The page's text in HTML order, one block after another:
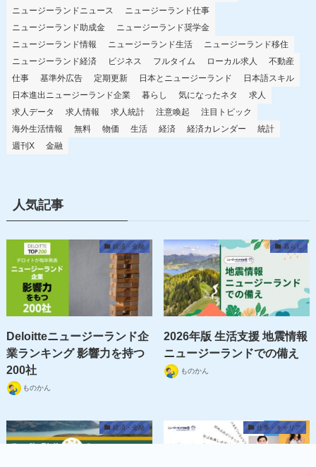
ニュージーランドニュース
ニュージーランド仕事
ニュージーランド助成金
ニュージーランド奨学金
ニュージーランド情報
ニュージーランド生活
ニュージーランド移住
ニュージーランド経済
ビジネス フルタイム ローカル求人
不動産
仕事
基準外広告 定期更新 日本とニュージーランド
日本語スキル
日本進出ニュージーランド企業
暮らし 気になったネタ
求人
求人データ
求人情報 求人統計 注意喚起
注目トピック
海外生活情報
無料 物価 生活 経済 経済カレンダー
統計
週刊X
金融
人気記事
経済・金融
Deloitteニュージーランド企
業ランキング 影響力を持つ
200社
ものかん
暮らし
2026年版 生活支援 地震情報
ニュージーランドでの備え
ものかん
経済・金融 仕事・キャリア